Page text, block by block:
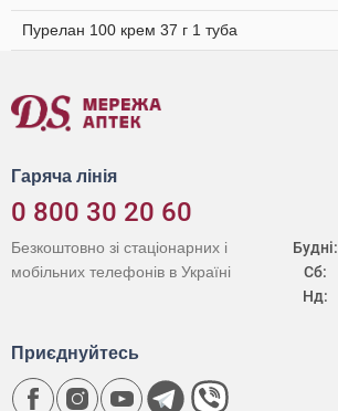
Пурелан 100 крем 37 г 1 туба
Гаряча лінія
0 800 30 20 60
Будні:
Сб:
Нд:
Безкоштовно зі стаціонарних і
мобільних телефонів в Україні
Приєднуйтесь